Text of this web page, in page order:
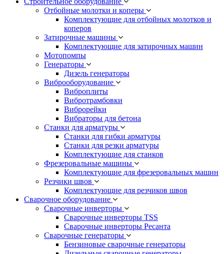
Отбойные молотки и коперы
Комплектующие для отбойных молотков и
коперов
Затирочные машины
Комплектующие для затирочных машин
Мотопомпы
Генераторы
Дизель генераторы
Виброоборудование
Виброплиты
Вибротрамбовки
Виброрейки
Вибраторы для бетона
Станки для арматуры
Станки для гибки арматуры
Станки для резки арматуры
Комплектующие для станков
Фрезеровальные машины
Комплектующие для фрезеровальных машин
Резчики швов
Комплектующие для резчиков швов
Сварочное оборудование
Сварочные инверторы
Сварочные инверторы TSS
Сварочные инверторы Ресанта
Сварочные генераторы
Бензиновые сварочные генераторы